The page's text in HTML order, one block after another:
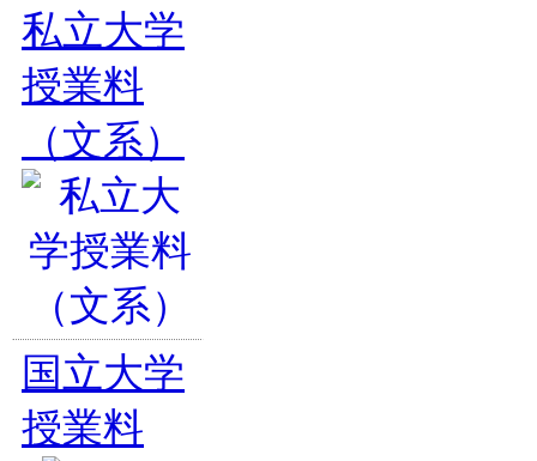
私立大学
授業料
（文系）
国立大学
授業料